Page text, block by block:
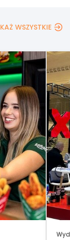
WSZYSTKIE